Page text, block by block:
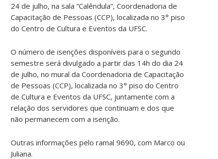
24 de julho, na sala “Calêndula”, Coordenadoria de
Capacitação de Pessoas (CCP), localizada no 3° piso
do Centro de Cultura e Eventos da UFSC.
O número de isenções disponíveis para o segundo
semestre será divulgado a partir das 14h do dia 24
de julho, no mural da Coordenadoria de Capacitação
de Pessoas (CCP), localizada no 3° piso do Centro
de Cultura e Eventos da UFSC, juntamente com a
relação dos servidores que continuam e dos que
não permanecem com a isenção.
Outras informações pelo ramal 9690, com Marco ou
Juliana.